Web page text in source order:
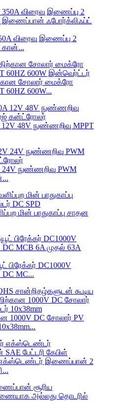
விரைவு இணைப்பு 2
சோலார் மைக்ரோ
60HZ 600W...
12V 48V நுண்ணறிவு MPPT
24V நுண்ணறிவு PWM
மின் பாதுகாப்பு சாதன
பிரேக்கர் DC1000V
DC MC...
1000V DC சோலார் PV
இணைப்பான் 2